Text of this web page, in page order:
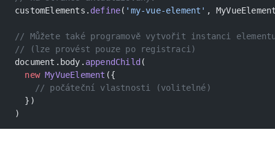
customElements. define( 'my-vue-element' ,
// Můžete také programově vytvořit instanci
// (lze provést pouze po registraci)
document.body. appendChild (
  new
MyVueElement ({
    // počáteční vlastnosti (volitelné)
  })
)